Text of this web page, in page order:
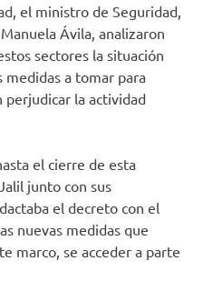
el ministro de Seguridad,
Ávila, analizaron
sectores la situación
medidas a tomar para
perjudicar la actividad
el cierre de esta
junto con sus
el decreto con el
nuevas medidas que
marco, se acceder a parte